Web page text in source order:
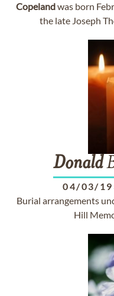
Copelandwas born
the late Joseph
Donald
04/03/
Burial arrangements
Hill